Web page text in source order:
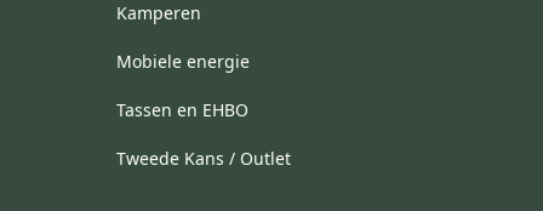
Kamperen
Mobiele energie
Tassen en EHBO
Tweede Kans / Outlet